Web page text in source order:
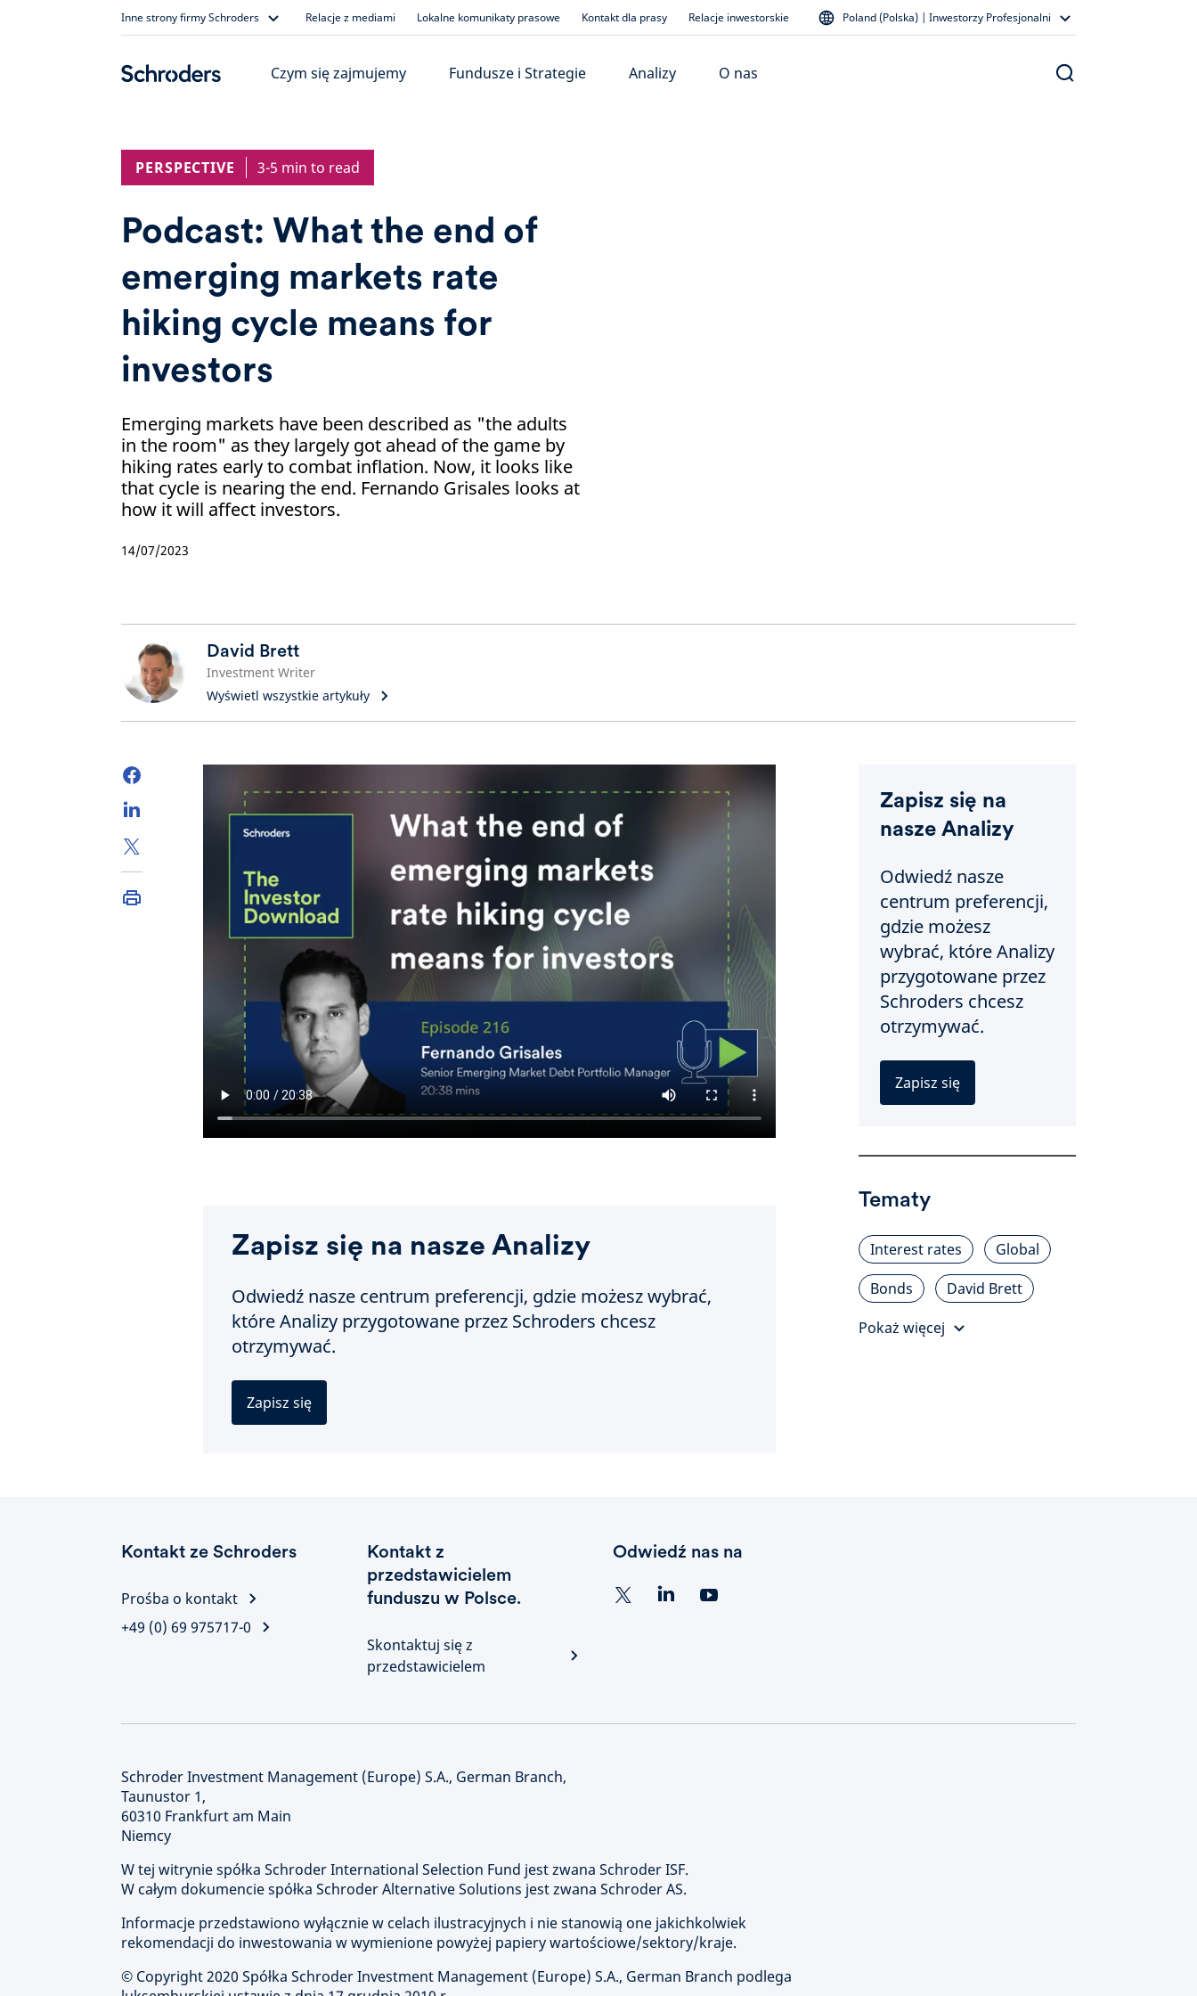
Inne strony firmy Schroders Relacje z mediami Lokalne komunikaty prasowe Kontakt dla prasy Relacje inwestorskie Poland (Polska) | Inwestorzy Profesjonalni
Czym się zajmujemy Fundusze i Strategie Analizy O nas
PERSPECTIVE 3-5 min to read
Podcast: What the end of
emerging markets rate
hiking cycle means for
investors
Emerging markets have been described as "the adults
in the room" as they largely got ahead of the game by
hiking rates early to combat inflation. Now, it looks like
that cycle is nearing the end. Fernando Grisales looks at
how it will affect investors.
14/07/2023
David Brett
Investment Writer
Wyświetl wszystkie artykuły
Zapisz się na nasze Analizy
Odwiedź nasze centrum preferencji, gdzie możesz wybrać,
które Analizy przygotowane przez Schroders chcesz
otrzymywać.
Zapisz się
Zapisz się na
nasze Analizy
Odwiedź nasze
centrum preferencji,
gdzie możesz
wybrać, które Analizy
przygotowane przez
Schroders chcesz
otrzymywać.
Zapisz się
Tematy
Interest rates
Global
Bonds
David Brett
Pokaż więcej
Kontakt ze Schroders
Prośba o kontakt
+49 (0) 69 975717-0
Kontakt z
przedstawicielem
funduszu w Polsce.
Skontaktuj się z
przedstawicielem
Odwiedź nas na
Schroder Investment Management (Europe) S.A., German Branch,
Taunustor 1,
60310 Frankfurt am Main
Niemcy
W tej witrynie spółka Schroder International Selection Fund jest zwana Schroder ISF.
W całym dokumencie spółka Schroder Alternative Solutions jest zwana Schroder AS.
Informacje przedstawiono wyłącznie w celach ilustracyjnych i nie stanowią one jakichkolwiek
rekomendacji do inwestowania w wymienione powyżej papiery wartościowe/sektory/kraje.
© Copyright2020 Spółka Schroder Investment Management (Europe) S.A., German Branch podlega